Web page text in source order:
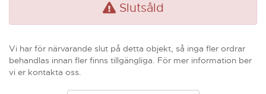
Slutsåld
Vi har för närvarande slut på detta objekt, så inga fler ordrar
behandlas innan fler finns tillgängliga. För mer information ber
vi er kontakta oss.